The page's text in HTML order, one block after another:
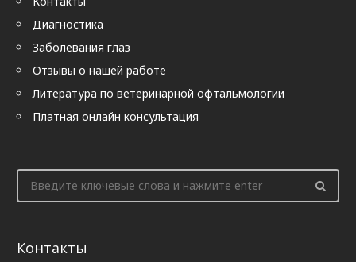
Диагностика
Заболевания глаз
Отзывы о нашей работе
Литература по ветеринарной офтальмологии
Платная онлайн консультация
Контакты